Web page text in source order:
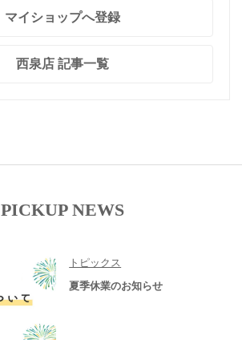
マイショップへ登録
西泉店 記事一覧
PICKUP NEWS
トピックス
夏季休業のお知らせ